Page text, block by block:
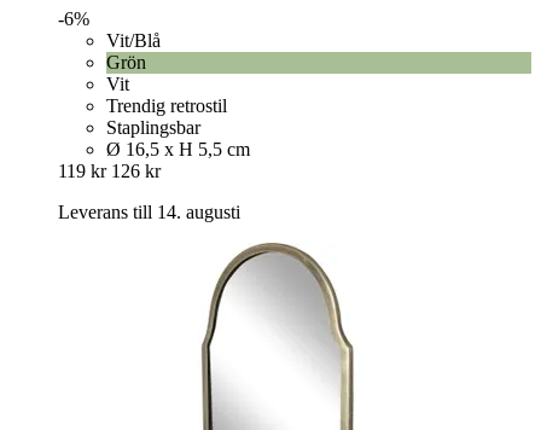
-6%
Vit/Blå
Grön
Vit
Trendig retrostil
Staplingsbar
Ø 16,5 x H 5,5 cm
119 kr 126 kr
Leverans till 14. augusti